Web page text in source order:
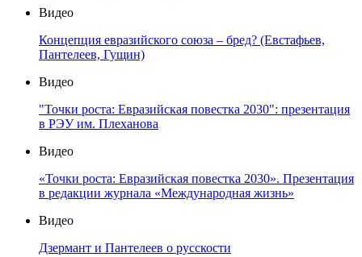
Видео
Концепция евразийского союза – бред? (Евстафьев,
Пантелеев, Гущин)
Видео
"Точки роста: Евразийская повестка 2030": презентация
в РЭУ им. Плеханова
Видео
«Точки роста: Евразийская повестка 2030». Презентация
в редакции журнала «Международная жизнь»
Видео
Дзермант и Пантелеев о русскости